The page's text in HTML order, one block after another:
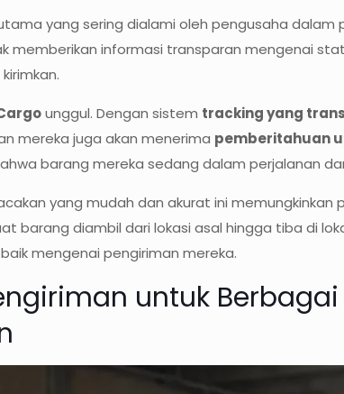
yang sering dialami oleh pengusaha dalam
memberikan informasi transparan mengenai
unggul. Dengan sistem tracking yang
mereka juga akan menerima pemberitahuan
barang mereka sedang dalam perjalanan
yang mudah dan akurat ini
barang diambil dari lokasi asal hingga tiba di
mengenai pengiriman mereka.
untuk